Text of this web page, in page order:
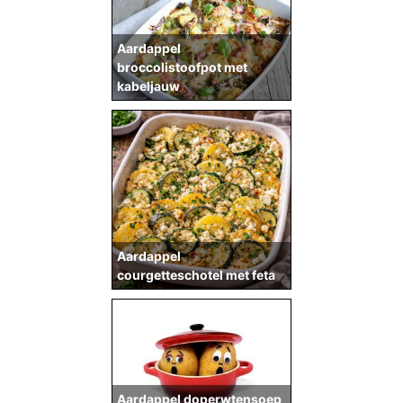
Aardappel
broccolistoofpot met
kabeljauw
Aardappel
courgetteschotel met feta
Aardappel doperwtensoep